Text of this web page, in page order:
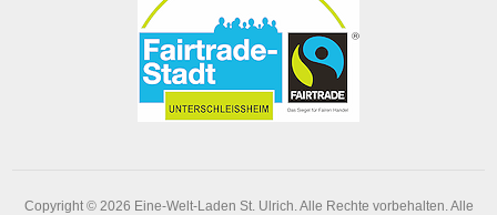
Copyright © 2026 Eine-Welt-Laden St. Ulrich. Alle Rechte vorbehalten.Alle